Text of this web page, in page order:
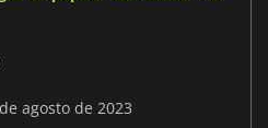
agosto de 2023